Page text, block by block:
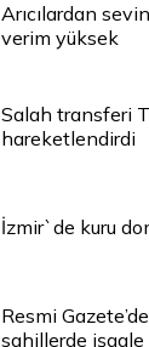
Arıcılardan
verim yüksek
Salah transferi
hareketlendirdi
İzmir`de kuru
Resmi
sahillerde işgale